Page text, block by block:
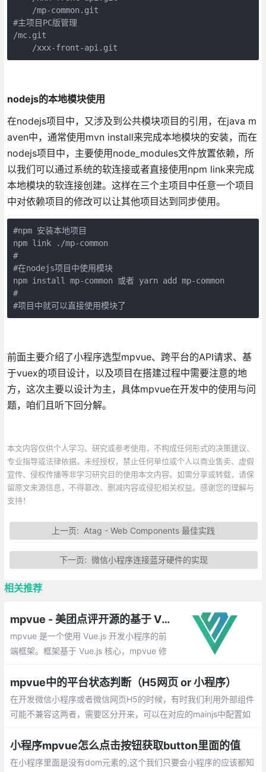
    /mp-common.git
#主项目PC版管理
/mc.git
    /xxx-front-api.git
nodejs的本地模块使用
在nodejs项目中，又涉及到公共模块项目的引用，在java m
aven中，通常使用mvn install来完成本地模块的安装，而在
nodejs项目中，主要使用node_modules文件放置依赖，所
以我们可以通过系统的软连接或者直接使用npm link来完成
本地模块的软连接创建。这样在三个主项目中任意一个项目
中对依赖项目的修改可以让其他项目达到同步使用。
#npm 安装本地项目
npm link ./mp-common
#
#在nodejs项目中使用模块
npm install mp-common 或者 yarn add mp-common
#
#项目中就可以直接使用模块了
前面主要介绍了小程序选型mpvue、跨平台的API请求、基
于vuex的项目设计，以及项目在搭建过程中需要注意的地
方，这次主要以设计为主，具体mpvue在开发中的使用与问
题，咱们且听下回分解。
本文内容仅供个人学习、研究或参考使用，不构成任何形式的决策建议、
专业指导或法律依据。未经授权，禁止任何单位或个人以商业售卖、虚假
宣传、侵权传播等非学习研究目的使用本文内容。如需分享或转载，请保
留原文来源信息，不得篡改、删减内容或侵犯相关权益。感谢您的理解与
支持！
上一页: Atag - Web Components 最佳实践
下一页: 微信小程序连接蓝牙硬件的实现
相关推荐
mpvue - 美团点评开源的基于 Vue 的微信小程序前端框架
mpvue 是一个使用 Vue.js 开发小程序的前
端框架。框架基于 Vue.js 核心，mpvue 修
使其可以运行在小程序环境中，从而为小程
序开发引入了整套 Vue.js 开发体验。
mpvue中的平台状态判断（H5网页 or 小程序）
在开发微信小程序或者微信网页H5的时候，有时我们利用外部组件
可能不兼容这两者，需要区分开来，可以在对应的mainjs中配置如
小程序mpvue怎么点击按钮获取button里面的值
在小程序里面是没有dom元素的,这个我们只要会小程序的应该都知